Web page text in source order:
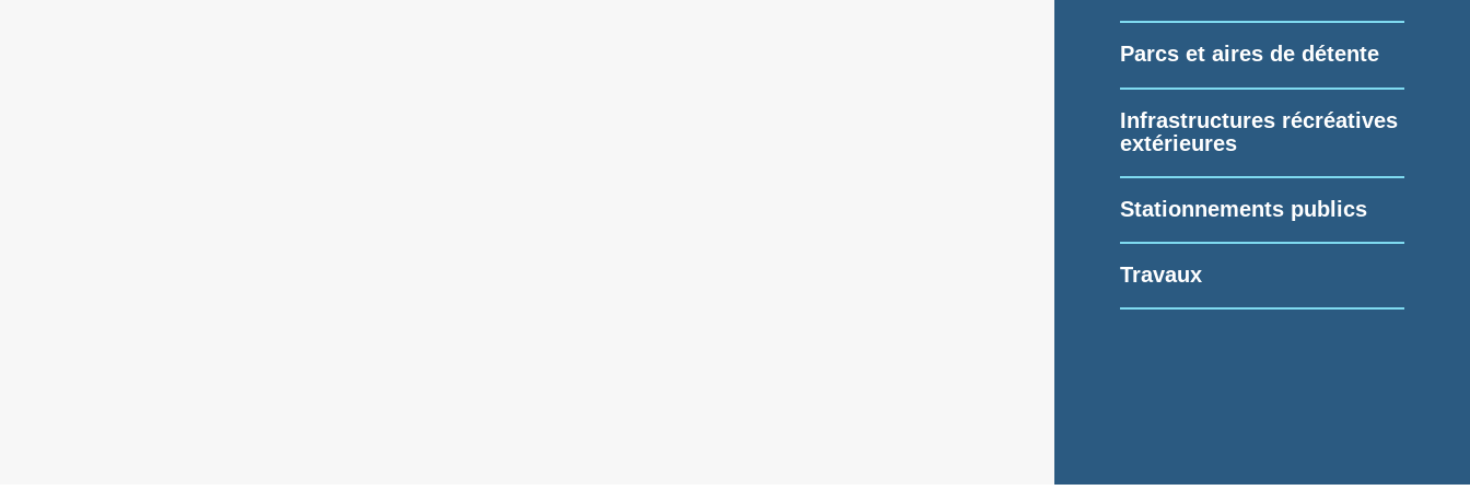
Parcs et aires de détente
Infrastructures récréatives
extérieures
Stationnements publics
Travaux